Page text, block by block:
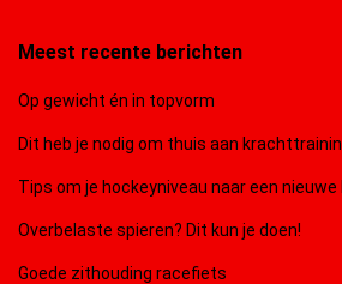
Meest recente berichten
Op gewicht én in topvorm
Dit heb je nodig om thuis aan
Tips om je hockeyniveau naar een
Overbelaste spieren? Dit kun je doen!
Goede zithouding racefiets